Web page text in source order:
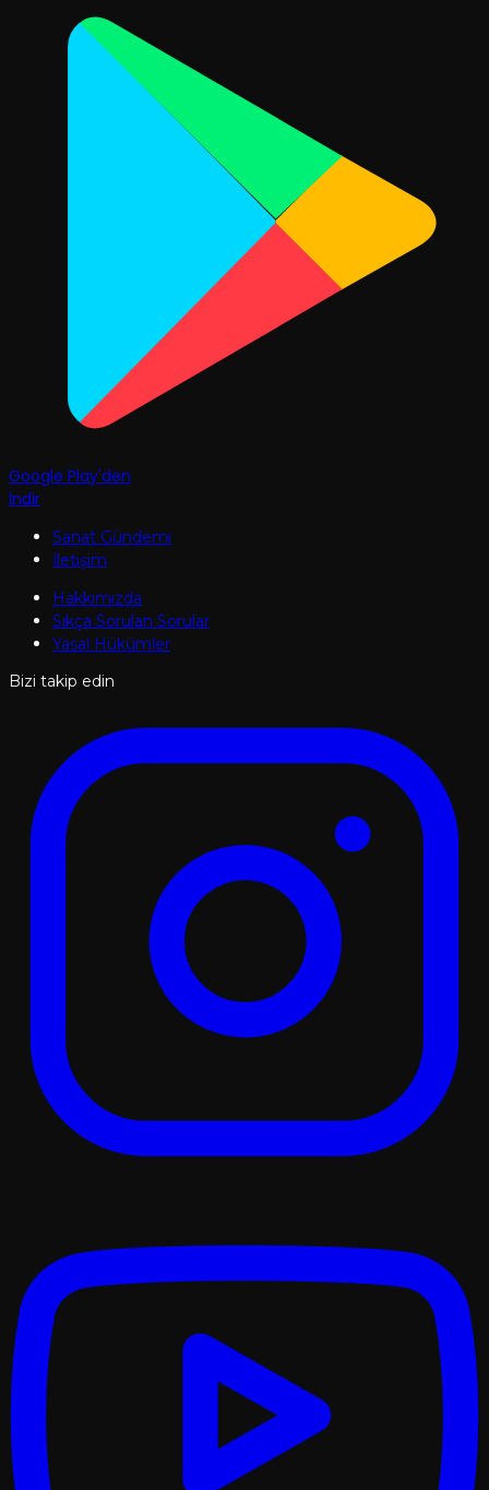
Google Play'den
İndir
Sanat Gündemi
İletişim
Hakkımızda
Sıkça Sorulan Sorular
Yasal Hükümler
Bizi takip edin